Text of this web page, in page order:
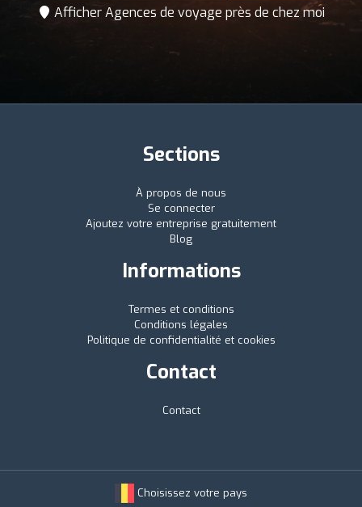
Afficher Agences de voyage près de chez moi
Sections
À propos de nous
Se connecter
Ajoutez votre entreprise gratuitement
Blog
Informations
Termes et conditions
Conditions légales
Politique de confidentialité et cookies
Contact
Contact
Choisissez votre pays